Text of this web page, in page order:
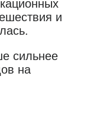
и
сильнее
на